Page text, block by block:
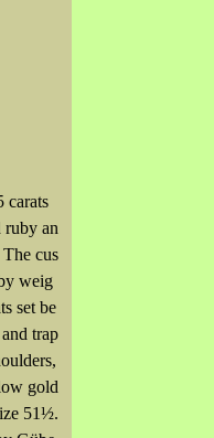
carats
ruby an
cus
weig
set be
trap
gold
51½.